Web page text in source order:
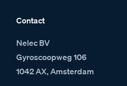
Contact
Nelec BV
Gyroscoopweg 106
1042 AX, Amsterdam